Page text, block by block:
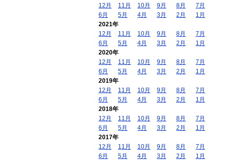
12月
11月 10月 9月 8月
7月
6月
5月 4月 3月 2月
1月
2021年
12月
11月 10月 9月 8月
7月
6月
5月 4月 3月 2月
1月
2020年
12月
11月 10月 9月 8月
7月
6月
5月 4月 3月 2月
1月
2019年
12月
11月 10月 9月 8月
7月
6月
5月 4月 3月 2月
1月
2018年
12月
11月 10月 9月 8月
7月
6月
5月 4月 3月 2月
1月
2017年
12月
11月 10月 9月 8月
7月
6月
5月 4月 3月 2月
1月